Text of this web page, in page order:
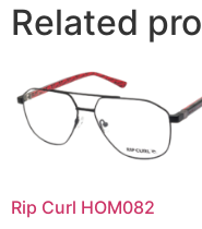
Related
Rip Curl HOM082